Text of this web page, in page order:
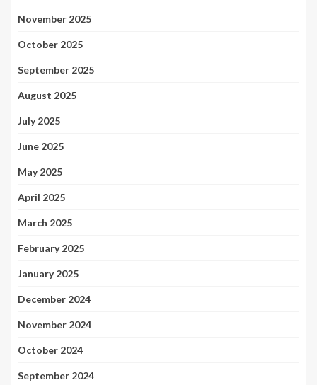
November 2025
October 2025
September 2025
August 2025
July 2025
June 2025
May 2025
April 2025
March 2025
February 2025
January 2025
December 2024
November 2024
October 2024
September 2024